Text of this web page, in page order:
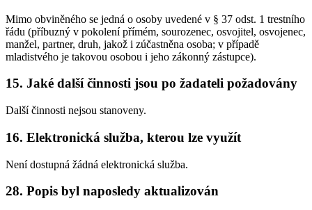
Mimo obviněného se jedná o osoby uvedené v § 37 odst. 1 trestního
řádu (příbuzný v pokolení přímém, sourozenec, osvojitel, osvojenec,
manžel, partner, druh, jakož i zúčastněna osoba; v případě
mladistvého je takovou osobou i jeho zákonný zástupce).
15. Jaké další činnosti jsou po žadateli požadovány
Další činnosti nejsou stanoveny.
16. Elektronická služba, kterou lze využít
Není dostupná žádná elektronická služba.
28. Popis byl naposledy aktualizován